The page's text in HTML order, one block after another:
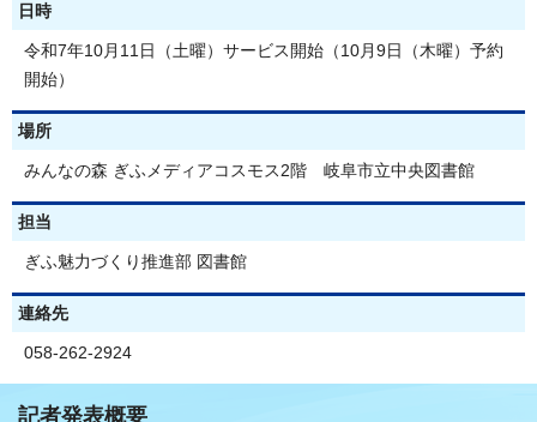
日時
令和7年10月11日（土曜）サービス開始（10月9日（木曜）予約
開始）
場所
みんなの森 ぎふメディアコスモス2階 岐阜市立中央図書館
担当
ぎふ魅力づくり推進部 図書館
連絡先
058-262-2924
記者発表概要